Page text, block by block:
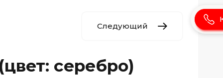
Следующий
серебро)